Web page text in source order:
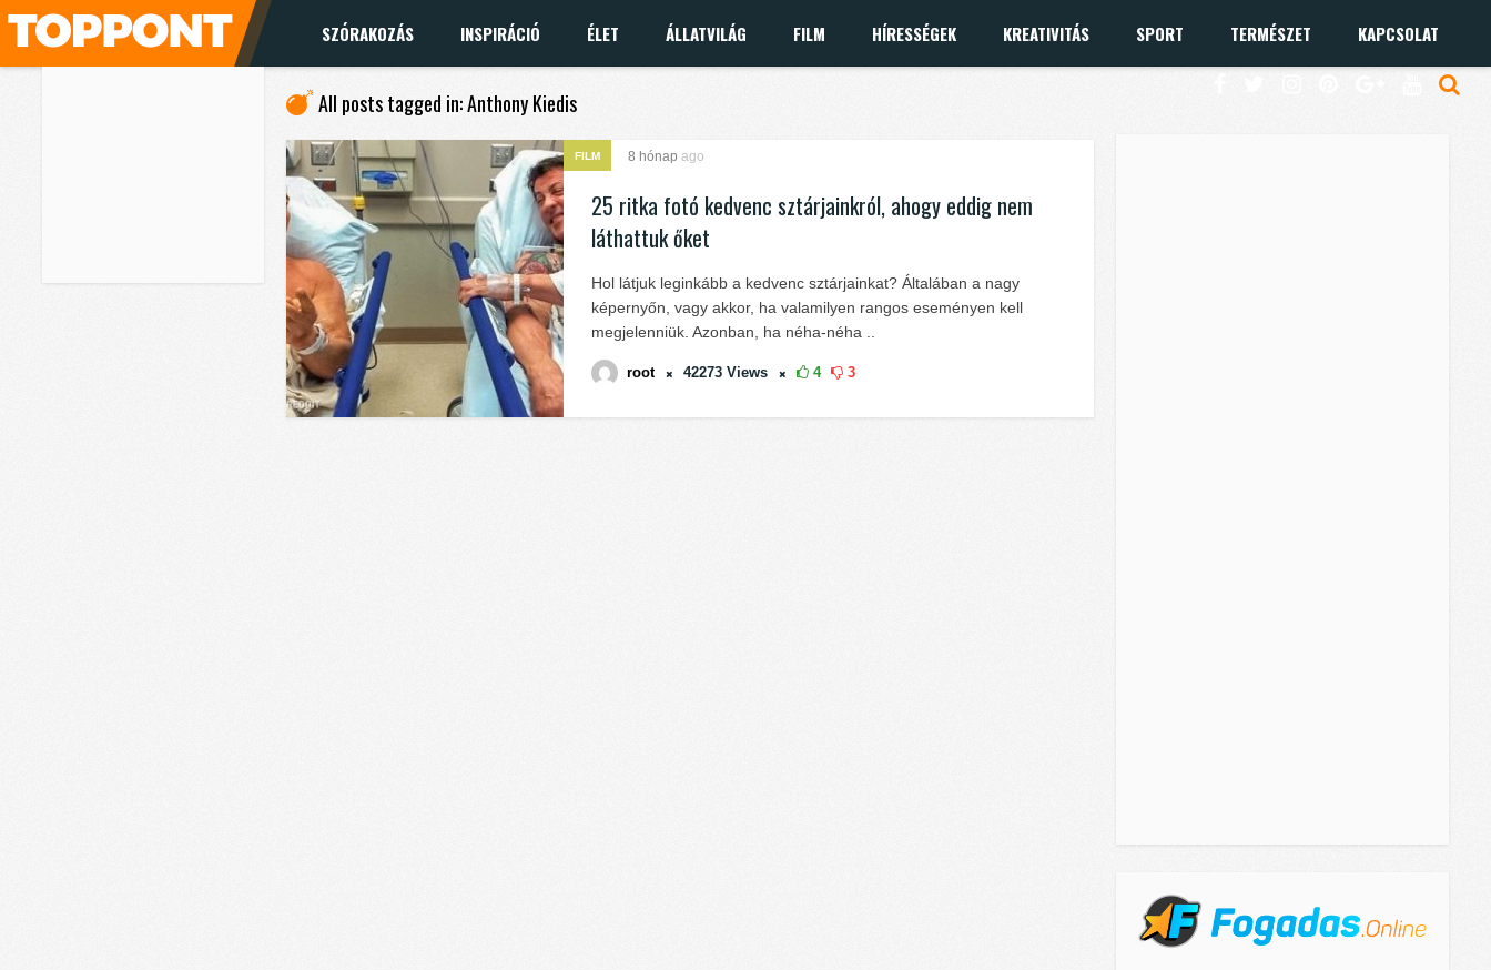
SZÓRAKOZÁS INSPIRÁCIÓ ÉLET ÁLLATVILÁG FILM HÍRESSÉGEK KREATIVITÁS SPORT TERMÉSZET KAPCSOLAT
All posts tagged in: Anthony Kiedis
FILM 8 hónap ago
25 ritka fotó kedvenc sztárjainkról, ahogy eddig nem
láthattuk őket
Hol látjuk leginkább a kedvenc sztárjainkat? Általában a nagy
képernyőn, vagy akkor, ha valamilyen rangos eseményen kell
megjelenniük. Azonban, ha néha-néha ..
root 42273 Views 4 3